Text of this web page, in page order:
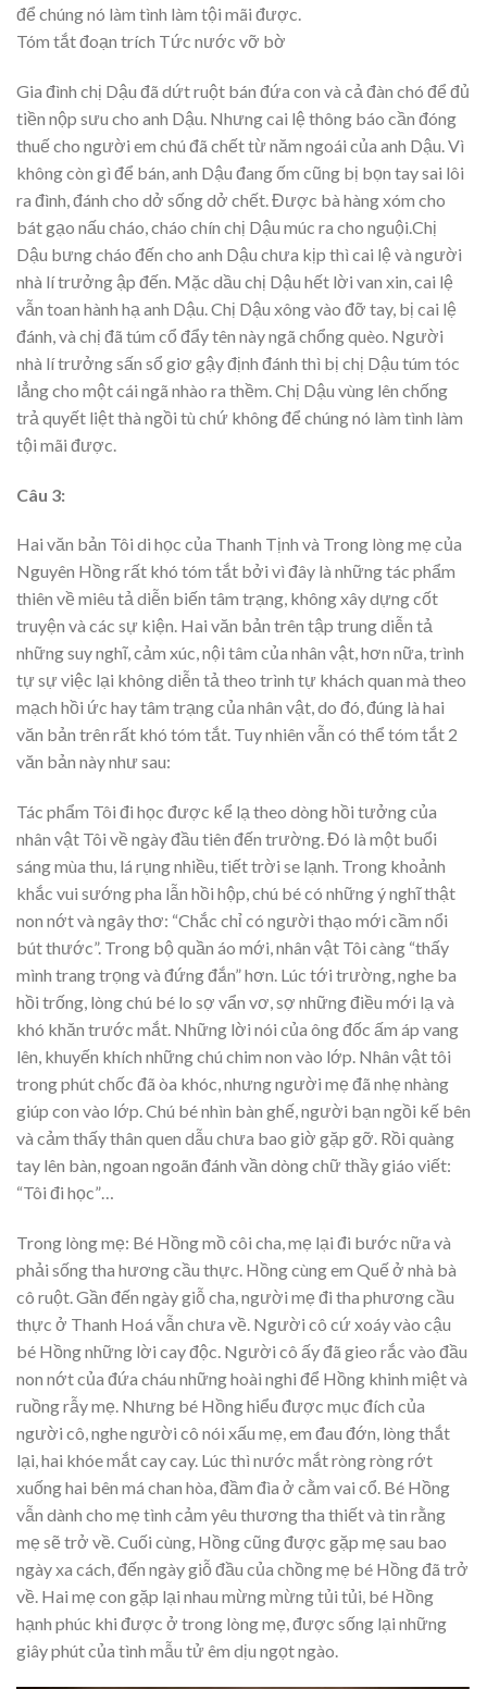
để chúng nó làm tình làm tội mãi được.
Tóm tắt đoạn trích Tức nước vỡ bờ
Gia đình chị Dậu đã dứt ruột bán đứa con và cả đàn chó để đủ
tiền nộp sưu cho anh Dậu. Nhưng cai lệ thông báo cần đóng
thuế cho người em chú đã chết từ năm ngoái của anh Dậu. Vì
không còn gì để bán, anh Dậu đang ốm cũng bị bọn tay sai lôi
ra đình, đánh cho dở sống dở chết. Được bà hàng xóm cho
bát gạo nấu cháo, cháo chín chị Dậu múc ra cho nguội.Chị
Dậu bưng cháo đến cho anh Dậu chưa kịp thì cai lệ và người
nhà lí trưởng ập đến. Mặc dầu chị Dậu hết lời van xin, cai lệ
vẫn toan hành hạ anh Dậu. Chị Dậu xông vào đỡ tay, bị cai lệ
đánh, và chị đã túm cổ đẩy tên này ngã chổng quèo. Người
nhà lí trưởng sấn sổ giơ gậy định đánh thì bị chị Dậu túm tóc
lẳng cho một cái ngã nhào ra thềm. Chị Dậu vùng lên chống
trả quyết liệt thà ngồi tù chứ không để chúng nó làm tình làm
tội mãi được.
Câu 3:
Hai văn bản Tôi di học của Thanh Tịnh và Trong lòng mẹ của
Nguyên Hồng rất khó tóm tắt bởi vì đây là những tác phẩm
thiên về miêu tả diễn biến tâm trạng, không xây dựng cốt
truyện và các sự kiện. Hai văn bản trên tập trung diễn tả
những suy nghĩ, cảm xúc, nội tâm của nhân vật, hơn nữa, trình
tự sự việc lại không diễn tả theo trình tự khách quan mà theo
mạch hồi ức hay tâm trạng của nhân vật, do đó, đúng là hai
văn bản trên rất khó tóm tắt. Tuy nhiên vẫn có thể tóm tắt 2
văn bản này như sau:
Tác phẩm Tôi đi học được kể lạ theo dòng hồi tưởng của
nhân vật Tôi về ngày đầu tiên đến trường. Đó là một buổi
sáng mùa thu, lá rụng nhiều, tiết trời se lạnh. Trong khoảnh
khắc vui sướng pha lẫn hồi hộp, chú bé có những ý nghĩ thật
non nớt và ngây thơ: “Chắc chỉ có người thạo mới cầm nổi
bút thước”. Trong bộ quần áo mới, nhân vật Tôi càng “thấy
mình trang trọng và đứng đắn” hơn. Lúc tới trường, nghe ba
hồi trống, lòng chú bé lo sợ vẩn vơ, sợ những điều mới lạ và
khó khăn trước mắt. Những lời nói của ông đốc ấm áp vang
lên, khuyến khích những chú chim non vào lớp. Nhân vật tôi
trong phút chốc đã òa khóc, nhưng người mẹ đã nhẹ nhàng
giúp con vào lớp. Chú bé nhìn bàn ghế, người bạn ngồi kế bên
và cảm thấy thân quen dẫu chưa bao giờ gặp gỡ. Rồi quàng
tay lên bàn, ngoan ngoãn đánh vần dòng chữ thầy giáo viết:
“Tôi đi học”…
Trong lòng mẹ: Bé Hồng mồ côi cha, mẹ lại đi bước nữa và
phải sống tha hương cầu thực. Hồng cùng em Quế ở nhà bà
cô ruột. Gần đến ngày giỗ cha, người mẹ đi tha phương cầu
thực ở Thanh Hoá vẫn chưa về. Người cô cứ xoáy vào cậu
bé Hồng những lời cay độc. Người cô ấy đã gieo rắc vào đầu
non nớt của đứa cháu những hoài nghi để Hồng khinh miệt và
ruồng rẫy mẹ. Nhưng bé Hồng hiểu được mục đích của
người cô, nghe người cô nói xấu mẹ, em đau đớn, lòng thắt
lại, hai khóe mắt cay cay. Lúc thì nước mắt ròng ròng rớt
xuống hai bên má chan hòa, đầm đìa ở cằm vai cổ. Bé Hồng
vẫn dành cho mẹ tình cảm yêu thương tha thiết và tin rằng
mẹ sẽ trở về. Cuối cùng, Hồng cũng được gặp mẹ sau bao
ngày xa cách, đến ngày giỗ đầu của chồng mẹ bé Hồng đã trở
về. Hai mẹ con gặp lại nhau mừng mừng tủi tủi, bé Hồng
hạnh phúc khi được ở trong lòng mẹ, được sống lại những
giây phút của tình mẫu tử êm dịu ngọt ngào.